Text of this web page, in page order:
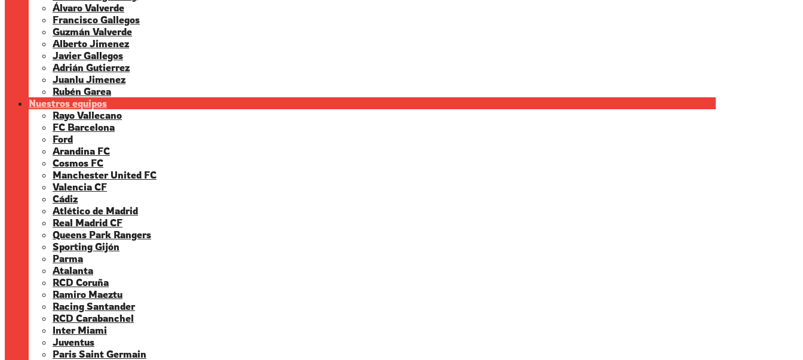
Álvaro Valverde
Francisco Gallegos
Guzmán Valverde
Alberto Jimenez
Javier Gallegos
Adrián Gutierrez
Juanlu Jimenez
Rubén Garea
Nuestros equipos
Rayo Vallecano
FC Barcelona
Ford
Arandina FC
Cosmos FC
Manchester United FC
Valencia CF
Cádiz
Atlético de Madrid
Real Madrid CF
Queens Park Rangers
Sporting Gijón
Parma
Atalanta
RCD Coruña
Ramiro Maeztu
Racing Santander
RCD Carabanchel
Inter Miami
Juventus
Paris Saint Germain